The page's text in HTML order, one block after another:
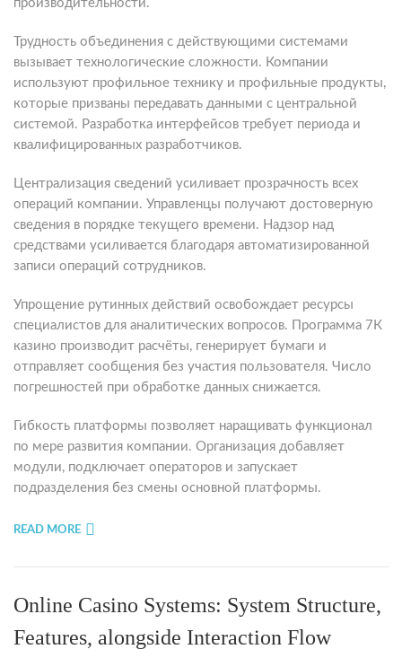
производительности.
Трудность объединения с действующими системами
вызывает технологические сложности. Компании
используют профильное технику и профильные продукты,
которые призваны передавать данными с центральной
системой. Разработка интерфейсов требует периода и
квалифицированных разработчиков.
Централизация сведений усиливает прозрачность всех
операций компании. Управленцы получают достоверную
сведения в порядке текущего времени. Надзор над
средствами усиливается благодаря автоматизированной
записи операций сотрудников.
Упрощение рутинных действий освобождает ресурсы
специалистов для аналитических вопросов. Программа 7К
казино производит расчёты, генерирует бумаги и
отправляет сообщения без участия пользователя. Число
погрешностей при обработке данных снижается.
Гибкость платформы позволяет наращивать функционал
по мере развития компании. Организация добавляет
модули, подключает операторов и запускает
подразделения без смены основной платформы.
READ MORE
Online Casino Systems: System Structure,
Features, alongside Interaction Flow